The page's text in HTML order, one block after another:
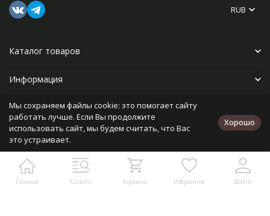
Главная Каталог Корзина Избранное Войти
RUB
Каталог товаров
Информация
Прочее
Политика персональных данных
Разработано в
bodysite.ru
Мы сохраняем файлы cookie: это помогает сайту
работать лучше. Если Вы продолжите
использовать сайт, мы будем считать, что Вас
это устраивает.
Хорошо